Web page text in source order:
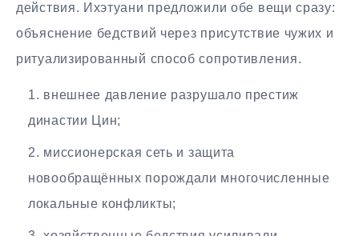
действия. Ихэтуани предложили обе вещи сразу:
объяснение бедствий через присутствие чужих и
ритуализированный способ сопротивления.
внешнее давление разрушало престиж
династии Цин;
миссионерская сеть и защита
новообращённых порождали многочисленные
локальные конфликты;